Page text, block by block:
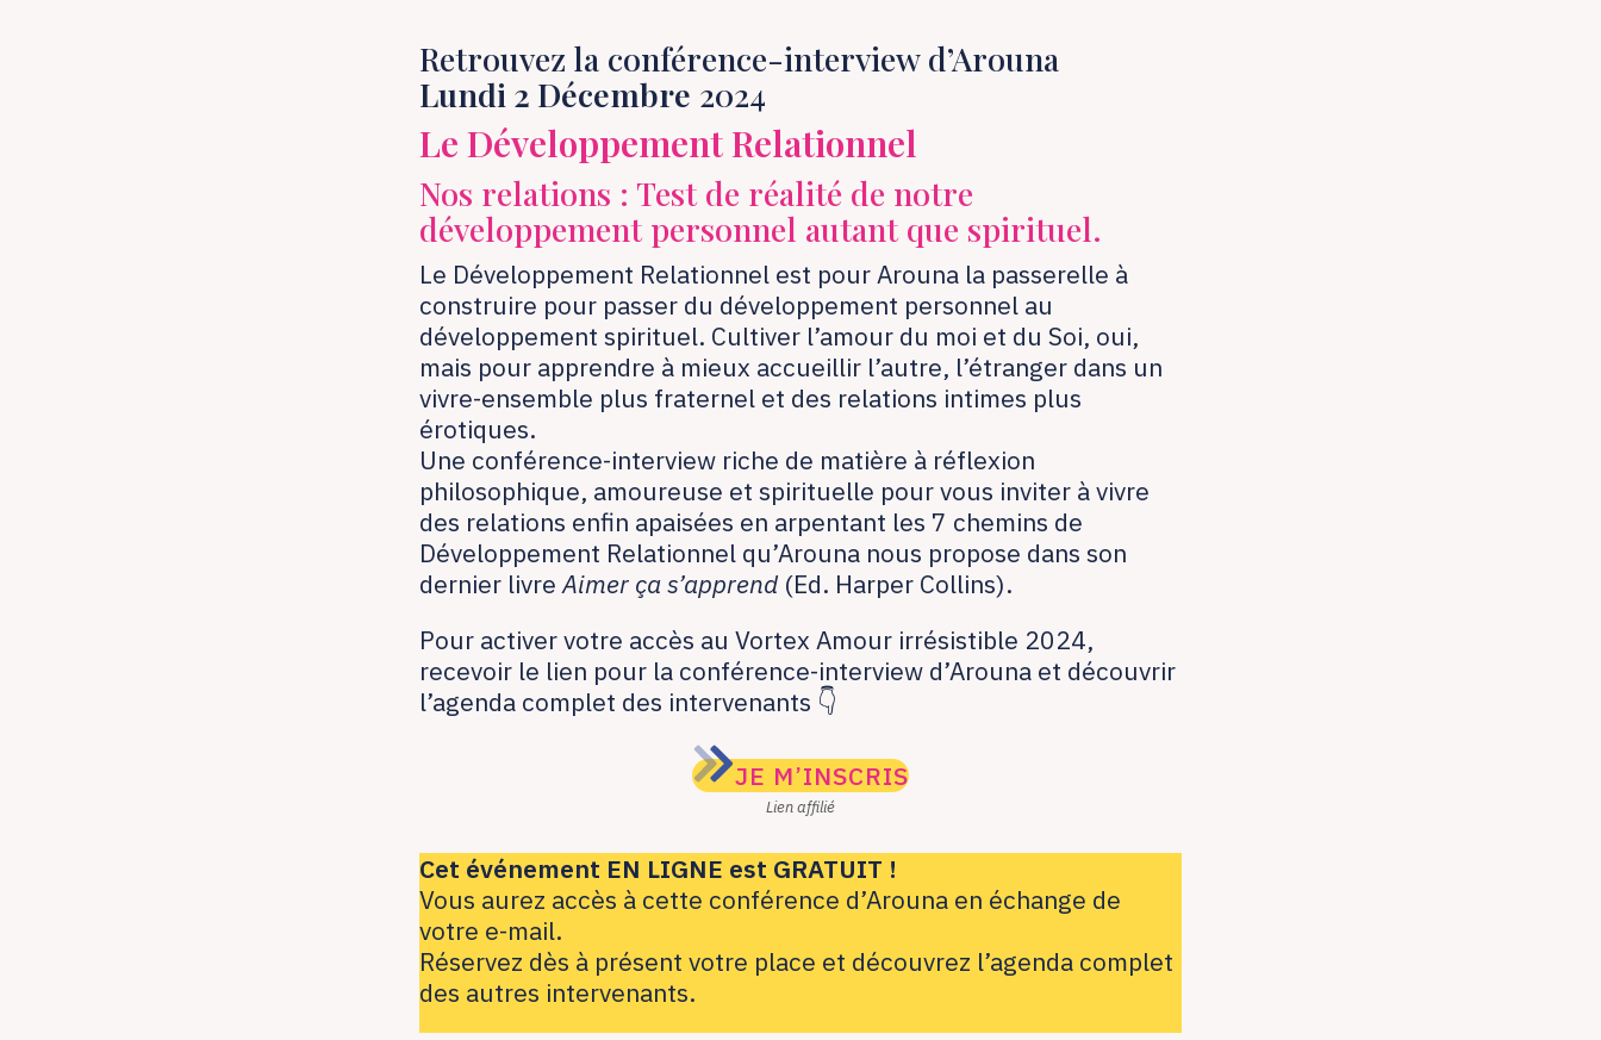
Retrouvez la conférence-interview d’Arouna
Lundi 2 Décembre 2024
Le Développement Relationnel
Nos relations : Test de réalité de notre
développement personnel autant que spirituel.
Le Développement Relationnel est pour Arouna la passerelle à
construire pour passer du développement personnel au
développement spirituel. Cultiver l’amour du moi et du Soi, oui,
mais pour apprendre à mieux accueillir l’autre, l’étranger dans un
vivre-ensemble plus fraternel et des relations intimes plus
érotiques.
Une conférence-interview riche de matière à réflexion
philosophique, amoureuse et spirituelle pour vous inviter à vivre
des relations enfin apaisées en arpentant les 7 chemins de
Développement Relationnel qu’Arouna nous propose dans son
dernier livreAimer ça s’apprend (Ed. Harper Collins).
Pour activer votre accès au Vortex Amour irrésistible 2024,
recevoir le lien pour la conférence-interview d’Arouna et découvrir
l’agenda complet des intervenants 👇
JE M’INSCRIS
Lien affilié
Cet événement EN LIGNE est GRATUIT !
Vous aurez accès à cette conférence d’Arouna en échange de
votre e-mail.
Réservez dès à présent votre place et découvrez l’agenda complet
des autres intervenants.